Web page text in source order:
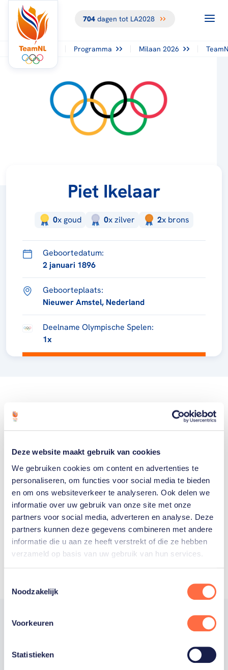
Deze website maakt gebruik van cookies
We gebruiken cookies om content en advertenties te
personaliseren, om functies voor social media te bieden
en om ons websiteverkeer te analyseren. Ook delen we
informatie over uw gebruik van onze site met onze
partners voor social media, adverteren en analyse. Deze
partners kunnen deze gegevens combineren met andere
informatie die u aan ze heeft verstrekt of die ze hebben
verzameld op basis van uw gebruik van hun services.
Noodzakelijk
Voorkeuren
Statistieken
704dagen tot LA2028
Programma Milaan 2026
Piet Ikelaar
0x goud 0xzilver 2x brons
Geboortedatum:
2 januari 1896
Geboorteplaats:
Nieuwer Amstel, Nederland
Deelname Olympische Spelen:
1x
Welke Nederlanders hebben er
ooit meegedaan aan de
Olympische Spelen?
Trotse hoofdsponsor